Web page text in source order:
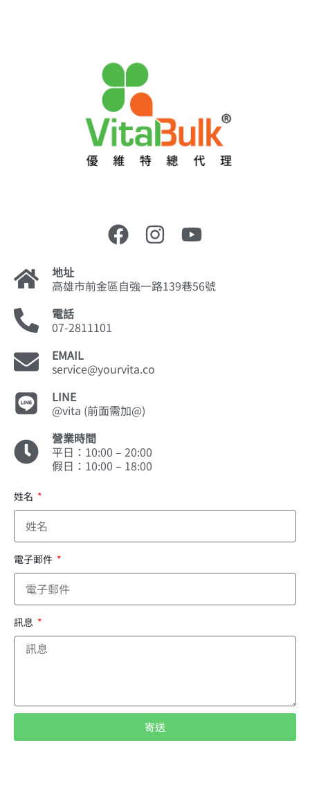
地址
高雄市前金區自強一路139巷56號
電話
07-2811101
EMAIL
service@yourvita.co
LINE
@vita (前面需加@)
營業時間
平日：10:00 – 20:00
假日：10:00 – 18:00
姓名
電子郵件
訊息
寄送